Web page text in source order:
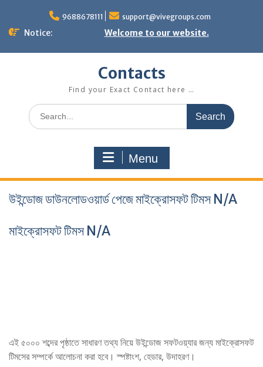
content
9688678111 support@vivegroups.com
Notice: Welcome to our website.
Contacts
Find your Exact Contact here …
Search
for:
Menu
উইন্ডোজ ডাউনলোডওয়ার্ড পেজে মাইক্রোসফট টিমস N/A
মাইক্রোসফট টিমস N/A
এই ৫০০০ শব্দের পৃষ্ঠাতে সাধারণ তথ্য নিয়ে উইন্ডোজ সফটওয়্যার জন্য মাইক্রোসফট
টিমসের সম্পর্কে আলোচনা করা হবে। স্পষ্টাংশ, হেডার, উদাহরণ।